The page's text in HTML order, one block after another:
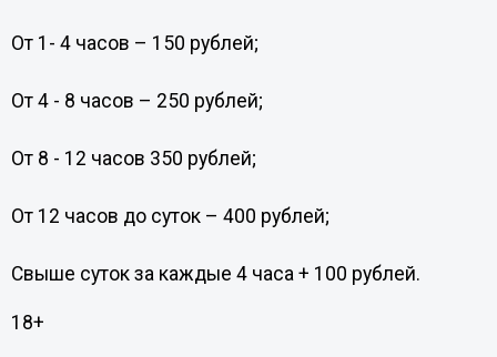
От 1- 4 часов – 150 рублей;
От 4 - 8 часов – 250 рублей;
От 8 - 12 часов 350 рублей;
От 12 часов до суток – 400 рублей;
Свыше суток за каждые 4 часа + 100 рублей.
18+